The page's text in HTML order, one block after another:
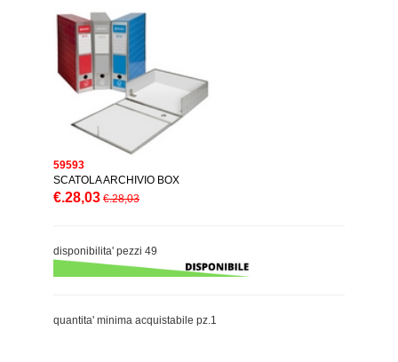
59593
SCATOLA ARCHIVIO BOX
€.28,03 €.28,03
disponibilita' pezzi 49
quantita' minima acquistabile pz.1